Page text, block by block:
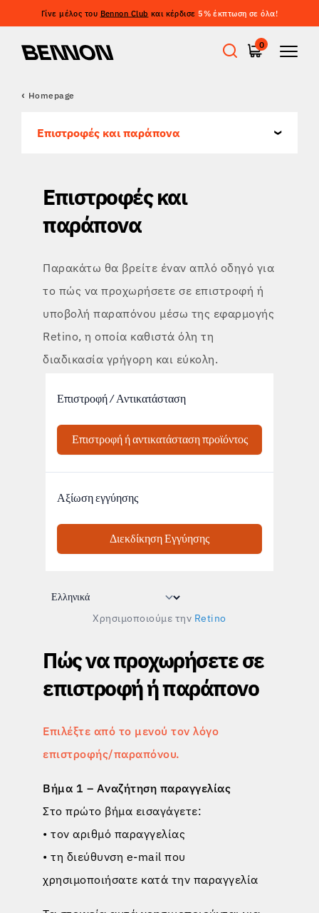
Γίνε μέλος του Bennon Club και κέρδισε 5% έκπτωση σε όλα!
0
Προσφορές
Barefoot
Casual παπούτσια
Tactical
Ρούχα
ΌΛΑ ΓΙΑ ΤΙΣ ΑΓΟΡΈΣ
ΣΧΕΤΙΚΆ ΜΕ ΕΜΆΣ
ΆΡΘΡΑ
ΚΑΤΆΣΤΗΜΑ ΜΕ ΜΠΙΣΤΡΌ
ΕΠΙΚΟΙΝΩΝΊΑ
ΕΠΙΣΤΡΟΦΈΣ
Homepage
Επιστροφές και παράπονα
Επιστροφές και
παράπονα
Παρακάτω θα βρείτε έναν απλό οδηγό για
το πώς να προχωρήσετε σε επιστροφή ή
υποβολή παραπόνου μέσω της εφαρμογής
Retino, η οποία καθιστά όλη τη
διαδικασία γρήγορη και εύκολη.
Χρησιμοποιούμε την Retino
Πώς να προχωρήσετε σε
επιστροφή ή παράπονο
Επιλέξτε από το μενού τον λόγο
επιστροφής/παραπόνου.
Βήμα 1 – Αναζήτηση παραγγελίας
Στο πρώτο βήμα εισαγάγετε:
• τον αριθμό παραγγελίας
• τη διεύθυνση e-mail που
χρησιμοποιήσατε κατά την παραγγελία